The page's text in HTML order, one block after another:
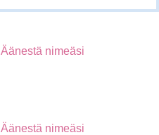
Äänestä nimeäsi
Äänestä nimeäsi